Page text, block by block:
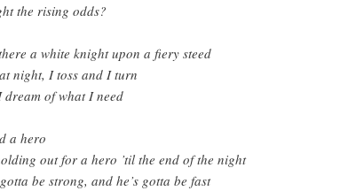
the rising odds?
a white knight upon a fiery steed
night, I toss and I turn
dream of what I need
a hero
out for a hero ’til the end of the night
be strong, and he’s gotta be fast